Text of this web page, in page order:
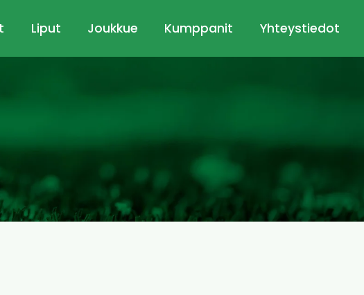
Liput Joukkue Kumppanit Yhteystiedot